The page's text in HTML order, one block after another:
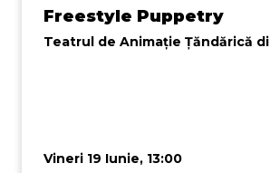
Freestyle Puppetry
Teatrul de Animație Țăndărică
Vineri 19 Iunie, 13:00